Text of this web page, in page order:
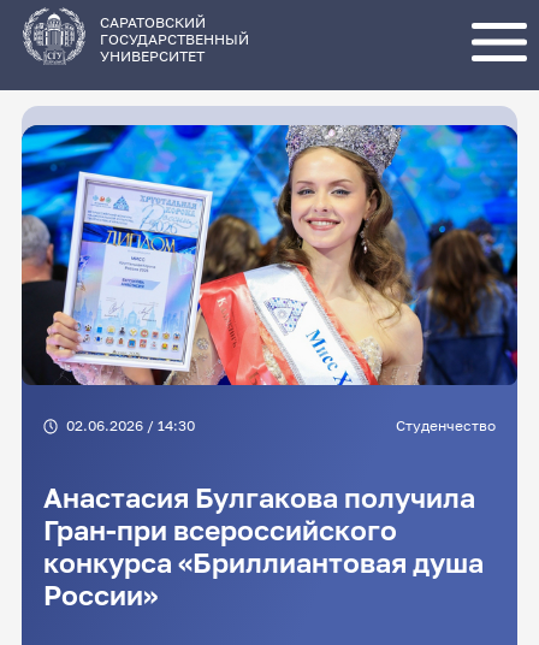
основному
содержанию
САРАТОВСКИЙ
ГОСУДАРСТВЕННЫЙ
УНИВЕРСИТЕТ
02.06.2026 / 14:30 Студенчество
Анастасия Булгакова получила
Гран-при всероссийского
конкурса «Бриллиантовая душа
России»